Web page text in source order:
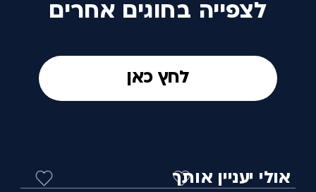
לצפייה בחוגים אחרים
לחץ כאן
אולי יעניין אותך